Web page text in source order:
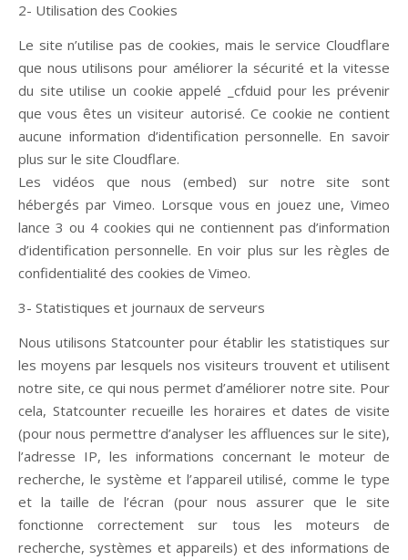
2- Utilisation des Cookies
Le site n’utilise pas de cookies, mais le service Cloudflare
que nous utilisons pour améliorer la sécurité et la vitesse
du site utilise un cookie appelé _cfduid pour les prévenir
que vous êtes un visiteur autorisé. Ce cookie ne contient
aucune information d’identification personnelle. En savoir
plus sur le site Cloudflare.
Les vidéos que nous (embed) sur notre site sont
hébergés par Vimeo. Lorsque vous en jouez une, Vimeo
lance 3 ou 4 cookies qui ne contiennent pas d’information
d’identification personnelle. En voir plus sur les règles de
confidentialité des cookies de Vimeo.
3- Statistiques et journaux de serveurs
Nous utilisons Statcounter pour établir les statistiques sur
les moyens par lesquels nos visiteurs trouvent et utilisent
notre site, ce qui nous permet d’améliorer notre site. Pour
cela, Statcounter recueille les horaires et dates de visite
(pour nous permettre d’analyser les affluences sur le site),
l’adresse IP, les informations concernant le moteur de
recherche, le système et l’appareil utilisé, comme le type
et la taille de l’écran (pour nous assurer que le site
fonctionne correctement sur tous les moteurs de
recherche, systèmes et appareils) et des informations de